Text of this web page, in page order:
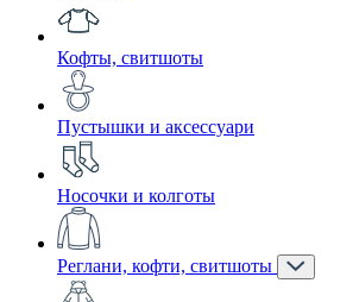
Кофты, свитшоты
Пустышки и аксессуари
Носочки и колготы
Реглани, кофти, свитшоты